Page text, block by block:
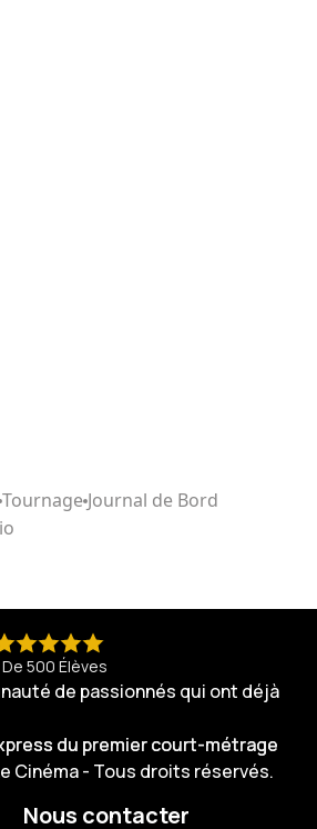
Tournage Journal de Bord
De 500 Élèves
de passionnés qui ont déjà
du premier court-métrage
du premier court-métrage
Cinéma - Tous droits réservés.
Nous contacter